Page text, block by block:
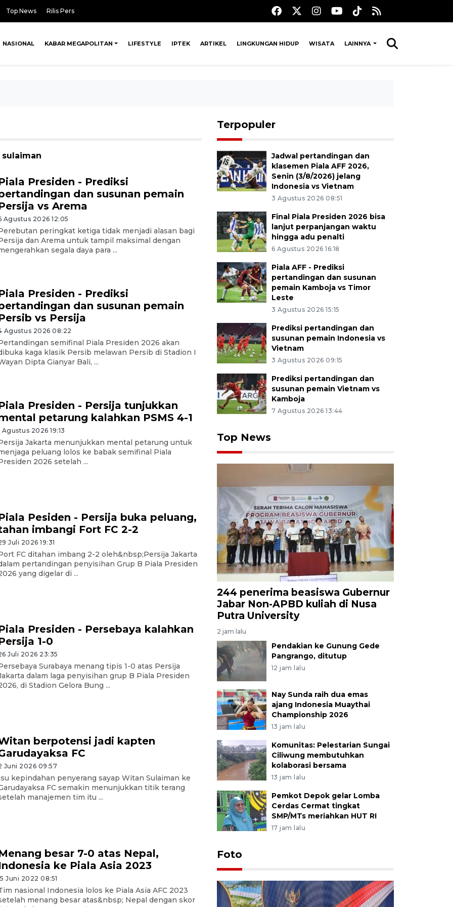
Top News Rilis Pers
NASIONAL KABAR MEGAPOLITAN LIFESTYLE IPTEK ARTIKEL LINGKUNGAN HIDUP WISATA LAINNYA
Presiden - Prediksi
dan susunan pemain
vs Arema
Agustus 2026 12:05
peringkat ketiga tidak menjadi alasan bagi
dan Arema untuk tampil maksimal dengan
segala daya para ...
Presiden - Prediksi
dan susunan pemain
vs Persija
Agustus 2026 08:22
semifinal Piala Presiden 2026 akan
kaga klasik Persib melawan Persib di Stadion I
Dipta Gianyar Bali, ...
Presiden - Persija tunjukkan
petarung kalahkan PSMS 4-1
Agustus 2026 19:13
Jakarta menunjukkan mental petarung untuk
peluang lolos ke babak semifinal Piala
2026 setelah ...
Pesiden - Persija buka peluang,
imbangi Fort FC 2-2
Juli 2026 19:31
FC ditahan imbang 2-2 oleh&nbsp;Persija Jakarta
pertandingan penyisihan Grup B Piala Presiden
yang digelar di ...
Presiden - Persebaya kalahkan
1-0
Juli 2026 23:35
Surabaya menang tipis 1-0 atas Persija
dalam laga penyisihan grup B Piala Presiden
di Stadion Gelora Bung ...
berpotensi jadi kapten
FC
Juni 2026 09:57
kepindahan penyerang sayap Witan Sulaiman ke
FC semakin menunjukkan titik terang
manajemen tim itu ...
besar 7-0 atas Nepal,
ke Piala Asia 2023
Juni 2022 08:51
nasional Indonesia lolos ke Piala Asia AFC 2023
menang besar atas&nbsp; Nepal dengan skor
Terpopuler
Jadwal pertandingan dan
klasemen Piala AFF 2026,
Senin (3/8/2026) jelang
Indonesia vs Vietnam
3 Agustus 2026 08:51
Final Piala Presiden 2026 bisa
lanjut perpanjangan waktu
hingga adu penalti
6 Agustus 2026 16:18
Piala AFF - Prediksi
pertandingan dan susunan
pemain Kamboja vs Timor
Leste
3 Agustus 2026 15:15
Prediksi pertandingan dan
susunan pemain Indonesia vs
Vietnam
3 Agustus 2026 09:15
Prediksi pertandingan dan
susunan pemain Vietnam vs
Kamboja
7 Agustus 2026 13:44
Top News
244 penerima beasiswa Gubernur
Jabar Non-APBD kuliah di Nusa
Putra University
2 jam lalu
Pendakian ke Gunung Gede
Pangrango, ditutup
12 jam lalu
Nay Sunda raih dua emas
ajang Indonesia Muaythai
Championship 2026
13 jam lalu
Komunitas: Pelestarian Sungai
Ciliwung membutuhkan
kolaborasi bersama
13 jam lalu
Pemkot Depok gelar Lomba
Cerdas Cermat tingkat
SMP/MTs meriahkan HUT RI
17 jam lalu
Foto